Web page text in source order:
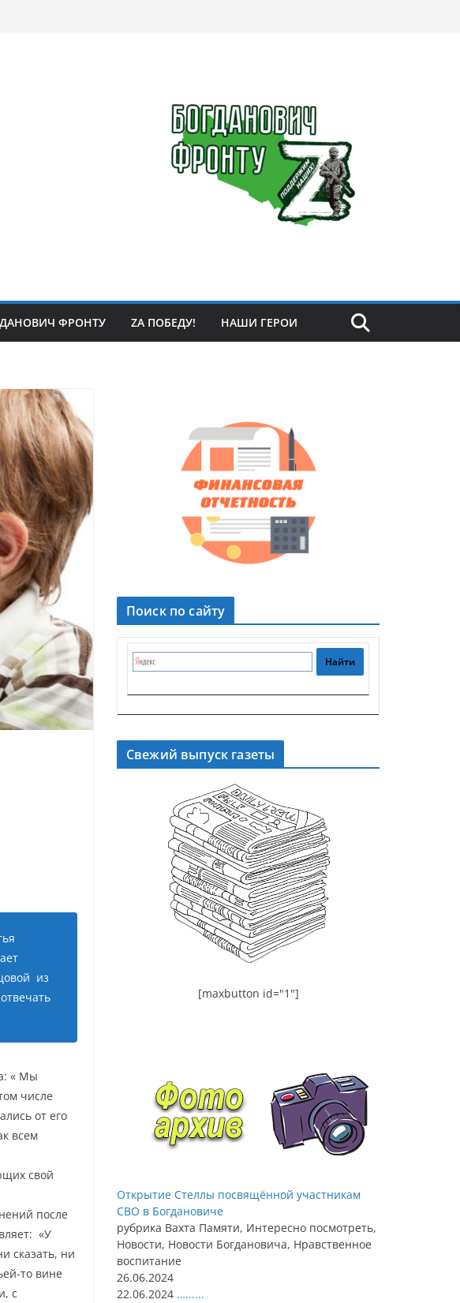
ФРОНТУ ZА ПОБЕДУ! НАШИ ГЕРОИ
из
« Мы
числе
от его
всем
свой
после
«У
сказать, ни
то вине
с
Поиск по сайту
Свежий выпуск газеты
[maxbutton id="1"]
Открытие Стеллы посвящённой участникам
СВО в Богдановиче
рубрика Вахта Памяти, Интересно посмотреть,
Новости, Новости Богдановича, Нравственное
воспитание
26.06.2024
22.06.2024 …......